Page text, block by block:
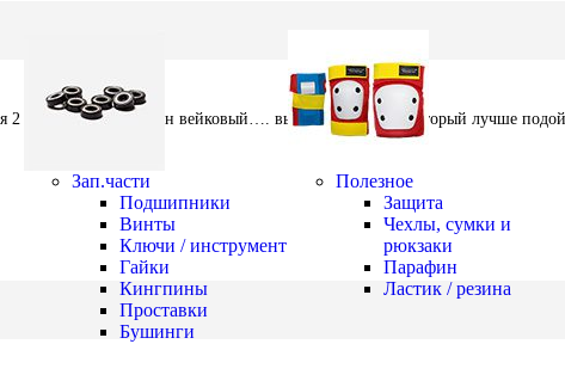
Зап.части
Подшипники
Винты
Ключи / инструмент
Гайки
Кингпины
Проставки
Бушинги
Полезное
Защита
Чехлы, сумки и
рюкзаки
Парафин
Ластик / резина
чехла, по идее, один вейковый…. выбрать сможешь который лучше